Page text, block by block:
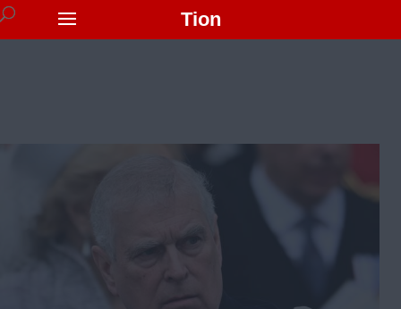
Tion